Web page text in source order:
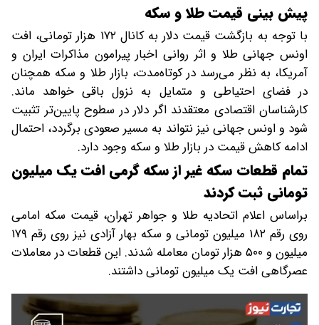
پیش ‌بینی قیمت طلا و سکه
با توجه به بازگشت قیمت دلار به کانال ۱۷۲ هزار تومانی، افت
اونس جهانی طلا و اثر روانی اخبار پیرامون مذاکرات ایران و
آمریکا، به نظر می‌رسد در کوتاه‌مدت، بازار طلا و سکه همچنان
در فضای احتیاطی و متمایل به نزول باقی خواهد ماند.
کارشناسان اقتصادی معتقدند اگر دلار در سطوح پایین‌تر تثبیت
شود و اونس جهانی نیز نتواند به مسیر صعودی برگردد، احتمال
ادامه کاهش قیمت در بازار طلا و سکه وجود دارد.
تمام قطعات سکه غیر از سکه گرمی افت یک میلیون
تومانی ثبت کردند
براساس اعلام اتحادیه طلا و جواهر تهران، قیمت سکه امامی
روی رقم ۱۸۲ میلیون تومانی و سکه بهار آزادی نیز روی رقم ۱۷۹
میلیون و ۵۰۰ هزار تومان معامله شدند. این قطعات در معاملات
عصرگاهی افت یک میلیون تومانی داشتند.